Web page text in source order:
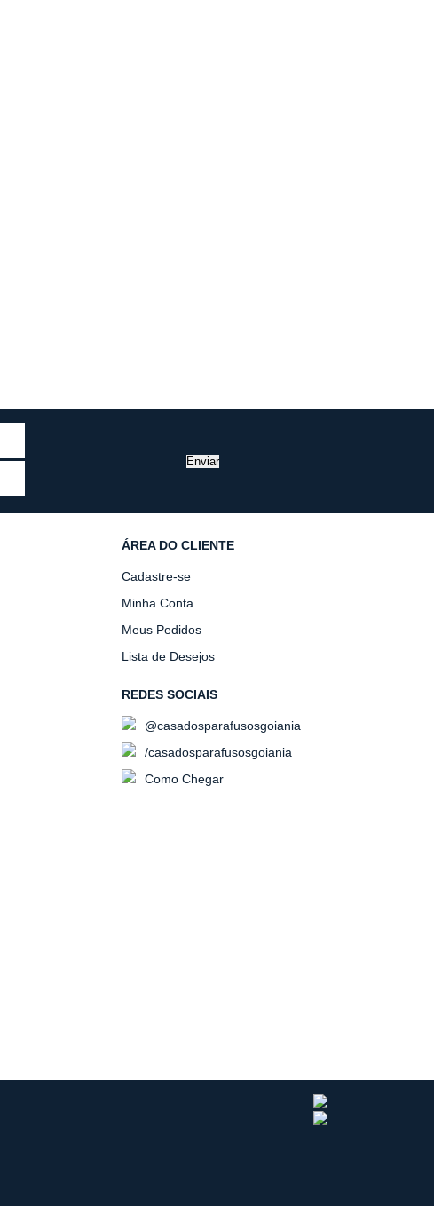
Enviar
ÁREA DO CLIENTE
Cadastre-se
Minha Conta
Meus Pedidos
Lista de Desejos
REDES SOCIAIS
@casadosparafusosgoiania
/casadosparafusosgoiania
Como Chegar